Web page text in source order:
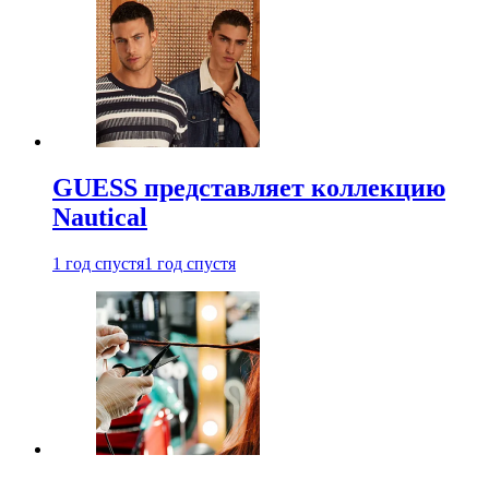
GUESS представляет коллекцию
Nautical
1 год спустя1 год спустя